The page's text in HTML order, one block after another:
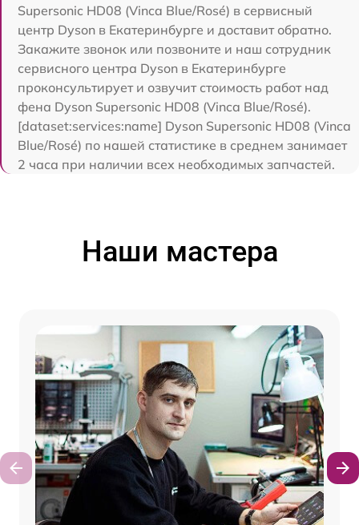
Supersonic HD08 (Vinca Blue/Rosé) в сервисный
центр Dyson в Екатеринбурге и доставит обратно.
Закажите звонок или позвоните и наш сотрудник
сервисного центра Dyson в Екатеринбурге
проконсультирует и озвучит стоимость работ над
фена Dyson Supersonic HD08 (Vinca Blue/Rosé).
[dataset:services:name] Dyson Supersonic HD08 (Vinca
Blue/Rosé) по нашей статистике в среднем занимает
2 часа при наличии всех необходимых запчастей.
Наши мастера